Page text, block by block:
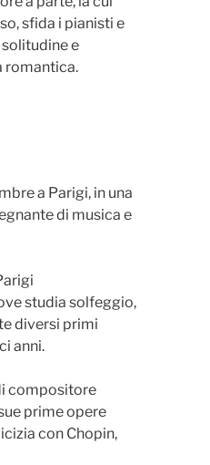
sfida i pianisti e
e
romantica.
a Parigi, in una
di musica e
studia solfeggio,
diversi primi
anni.
compositore
prime opere
con Chopin,